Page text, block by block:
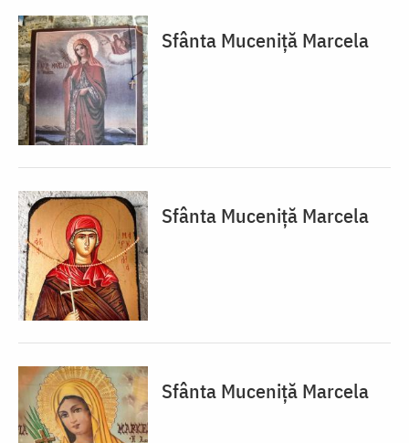
Sfânta Muceniță Marcela
Sfânta Muceniță Marcela
Sfânta Muceniță Marcela